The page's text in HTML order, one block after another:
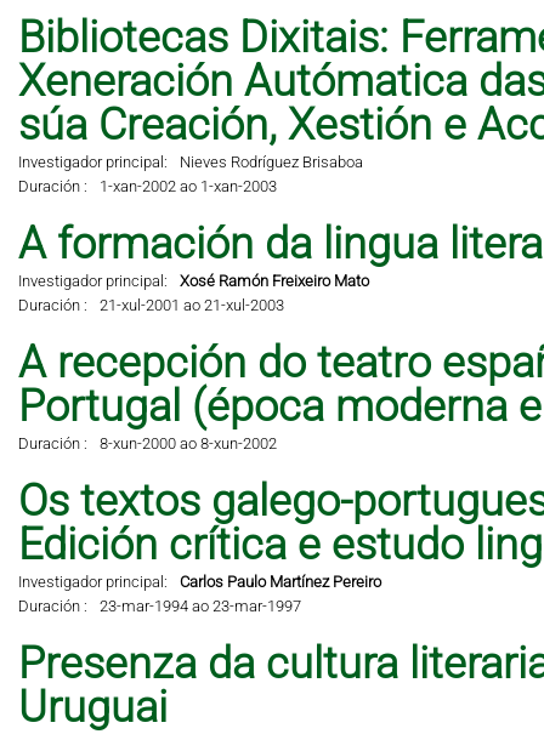
Bibliotecas Dixitais:
Xeneración Autómatica
súa Creación, Xestión e
Investigador principal:
Nieves Rodríguez Brisaboa
Duración :
1-xan-2002 ao 1-xan-2003
A formación da lingua
Investigador principal:
Xosé Ramón Freixeiro Mato
Duración :
21-xul-2001 ao 21-xul-2003
A recepción do teatro
Portugal (época moderna
Duración : 8-xun-2000 ao 8-xun-2002
Os textos galego-
Edición crítica e estudo
Investigador principal:
Carlos Paulo Martínez Pereiro
Duración :
23-mar-1994 ao 23-mar-1997
Presenza da cultura
Uruguai